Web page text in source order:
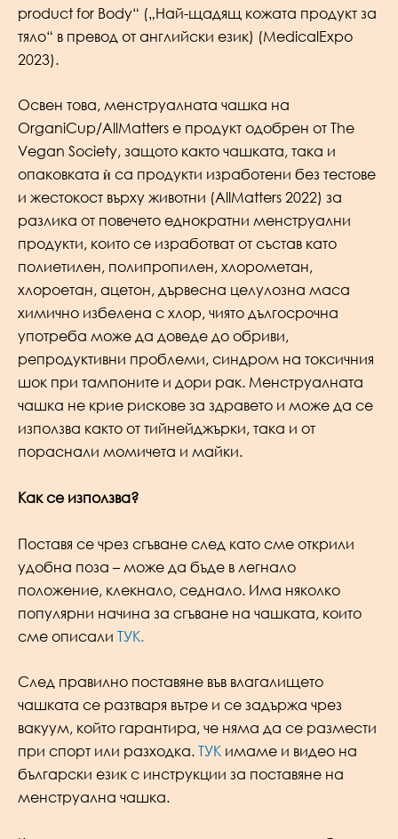
product for Body“ („Най-щадящ кожата продукт за
тяло“ в превод от английски език) (MedicalExpo
2023).
Освен това, менструалната чашка на
OrganiCup/AllMatters е продукт одобрен от The
Vegan Society, защото както чашката, така и
опаковката ѝ са продукти изработени без тестове
и жестокост върху животни (AllMatters 2022) за
разлика от повечето еднократни менструални
продукти, които се изработват от състав като
полиетилен, полипропилен, хлорометан,
хлороетан, ацетон, дървесна целулозна маса
химично избелена с хлор, чиято дългосрочна
употреба може да доведе до обриви,
репродуктивни проблеми, синдром на токсичния
шок при тампоните и дори рак. Менструалната
чашка не крие рискове за здравето и може да се
използва както от тийнейджърки, така и от
пораснали момичета и майки.
Как се използва?
Поставя се чрез сгъване след като сме открили
удобна поза – може да бъде в легнало
положение, клекнало, седнало. Има няколко
популярни начина за сгъване на чашката, които
сме описали ТУК.
След правилно поставяне във влагалището
чашката се разтваря вътре и се задържа чрез
вакуум, който гарантира, че няма да се размести
при спорт или разходка. ТУК имаме и видео на
български език с инструкции за поставяне на
менструална чашка.